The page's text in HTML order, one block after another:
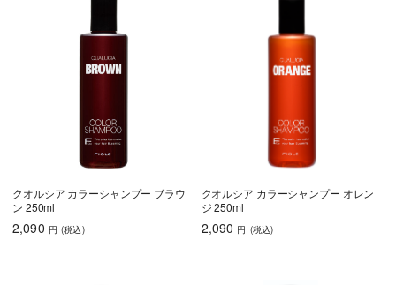
クオルシア カラーシャンプー ブラウ
ン 250ml
2,090 円 (税込)
クオルシア カラーシャンプー オレン
ジ 250ml
2,090 円 (税込)